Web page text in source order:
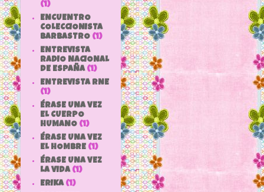
(1)
ENCUENTRO
COLECCIONISTA
BARBASTRO (1)
ENTREVISTA
RADIO NACIONAL
DE ESPAÑA (1)
ENTREVISTA RNE
(1)
ÉRASE UNA VEZ
EL CUERPO
HUMANO (1)
ÉRASE UNA VEZ
EL HOMBRE (1)
ÉRASE UNA VEZ
LA VIDA (1)
ERIKA (1)